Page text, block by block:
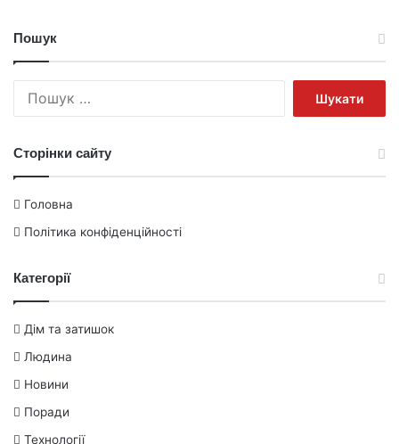
Пошук
Сторінки сайту
Головна
Політика конфіденційності
Категорії
Дім та затишок
Людина
Новини
Поради
Технології